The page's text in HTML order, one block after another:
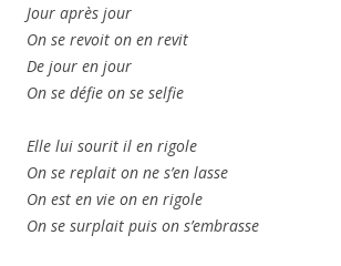
Jour après jour
On se revoit on en revit
De jour en jour
On se défie on se selfie
Elle lui sourit il en rigole
On se replait on ne s’en lasse
On est en vie on en rigole
On se surplait puis on s’embrasse